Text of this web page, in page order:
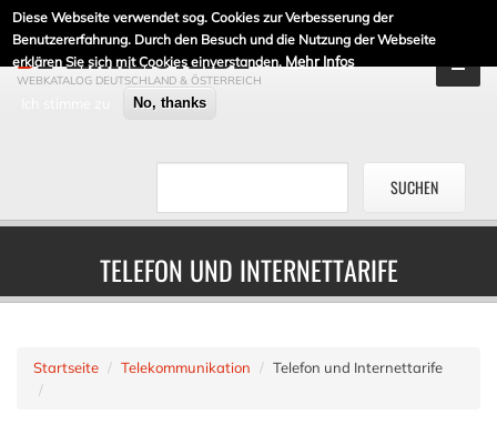
Diese Webseite verwendet sog. Cookies zur Verbesserung der
Benutzererfahrung. Durch den Besuch und die Nutzung der Webseite
erklären Sie sich mit Cookies einverstanden. Mehr Infos
No, thanks
DE-LINKLISTE.DE
WEBKATALOG DEUTSCHLAND & ÖSTERREICH
TELEFON UND INTERNETTARIFE
Startseite Telekommunikation Telefon und Internettarife